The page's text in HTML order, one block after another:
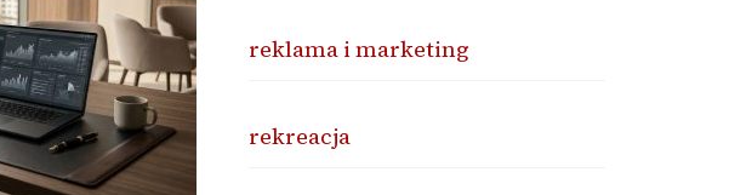
reklama i marketing
rekreacja